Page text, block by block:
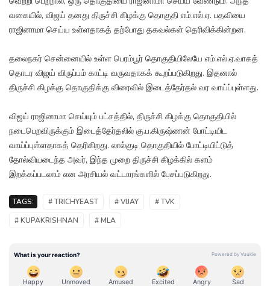
வகையில், விஜய் தனது திருச்சி கிழக்கு தொகுதி எம்.எல்.ஏ. பதவியை
ராஜினாமா செய்ய உள்ளதாகத் தற்போது தகவல்கள் தெரிவிக்கின்றன.
தலைநகர் சென்னையில் உள்ள பெரம்பூர் தொகுதியிலேயே எம்.எல்.ஏ.வாகத்
தொடர விஜய் விருப்பம் காட்டி வருவதாகக் கூறப்படுகிறது. இதனால்
திருச்சி கிழக்கு தொகுதிக்கு விரைவில் இடைத்தேர்தல் வர வாய்ப்புள்ளது.
விஜய் ராஜினாமா செய்யும் பட்சத்தில், திருச்சி கிழக்கு தொகுதியில்
நடைபெறவிருக்கும் இடைத்தேர்தலில் கு.ப.கிருஷ்ணன் போட்டியிட
வாய்ப்புள்ளதாகத் தெரிகிறது. லால்குடி தொகுதியில் போட்டியிட்டுத்
தோல்வியடைந்த அவர், இந்த முறை திருச்சி கிழக்கில் களம்
இறக்கப்படலாம் என அரசியல் வட்டாரங்களில் பேசப்படுகிறது.
TAGS: # TRICHYEAST # VIJAY
# TVK
# KUPAKRISHNAN
# MLA